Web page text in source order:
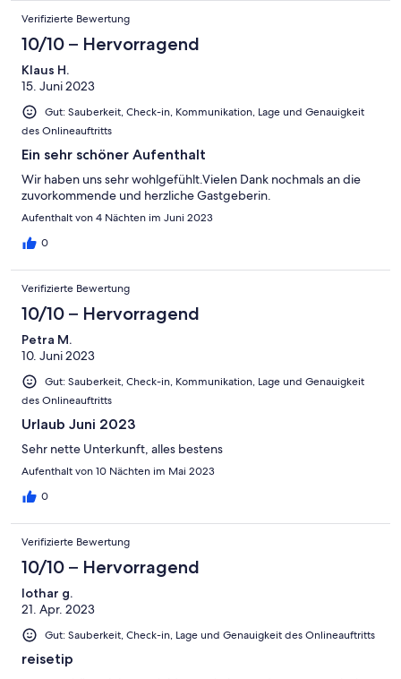
Verifizierte Bewertung
10/10 – Hervorragend
Klaus H.
15. Juni 2023
Gut: Sauberkeit, Check-in, Kommunikation, Lage und Genauigkeit
des Onlineauftritts
Ein sehr schöner Aufenthalt
Wir haben uns sehr wohlgefühlt.Vielen Dank nochmals an die
zuvorkommende und herzliche Gastgeberin.
Aufenthalt von 4 Nächten im Juni 2023
0
Verifizierte Bewertung
10/10 – Hervorragend
Petra M.
10. Juni 2023
Gut: Sauberkeit, Check-in, Kommunikation, Lage und Genauigkeit
des Onlineauftritts
Urlaub Juni 2023
Sehr nette Unterkunft, alles bestens
Aufenthalt von 10 Nächten im Mai 2023
0
Verifizierte Bewertung
10/10 – Hervorragend
lothar g.
21. Apr. 2023
Gut: Sauberkeit, Check-in, Lage und Genauigkeit des Onlineauftritts
reisetip